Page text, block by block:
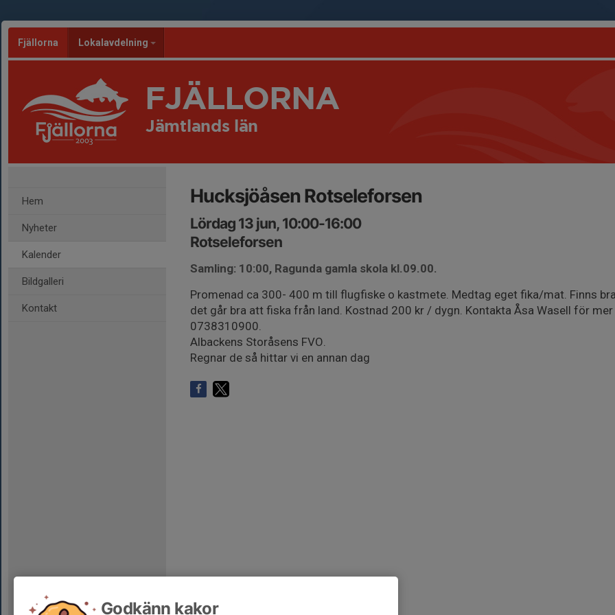
Fjällorna Lokalavdelning
FJÄLLORNA
Jämtlands län
Hem
Nyheter
Kalender
Bildgalleri
Kontakt
Hucksjöåsen Rotseleforsen
Lördag 13 jun, 10:00-16:00
Rotseleforsen
Samling: 10:00, Ragunda gamla skola kl.09.00.
Promenad ca 300- 400 m till flugfiske o kastmete. Medtag eget fika/mat. Finns
det går bra att fiska från land. Kostnad 200 kr / dygn. Kontakta Åsa Wasell för
0738310900.
Albackens Storåsens FVO.
Regnar de så hittar vi en annan dag
Godkänn kakor